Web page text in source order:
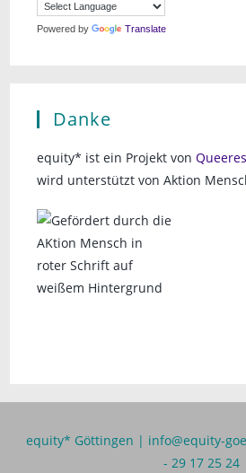
Powered by Translate
Danke
equity* ist ein Projekt von
wird unterstützt von Aktion
equity* Göttingen | info@equity-
- 29 17 25 24